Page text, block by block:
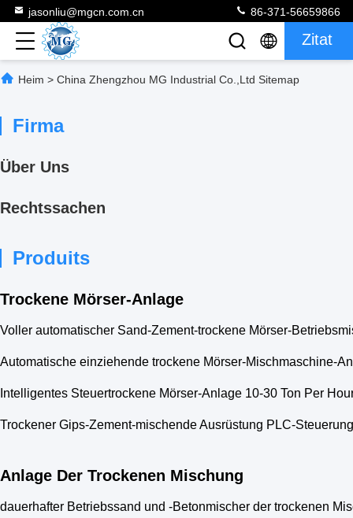
jasonliu@mgcn.com.cn 86-371-56659866
Zitat
Heim > China Zhengzhou MG Industrial Co.,Ltd Sitemap
Firma
Über Uns
Rechtssachen
Produits
Trockene Mörser-Anlage
Voller automatischer Sand-Zement-trockene Mörser-
Automatische einziehende trockene Mörser-Mischmaschine-
Intelligentes Steuertrockene Mörser-Anlage 10-30 Ton Per
Trockener Gips-Zement-mischende Ausrüstung PLC-
Anlage Der Trockenen Mischung
dauerhafter Betriebssand und -Betonmischer der trockenen